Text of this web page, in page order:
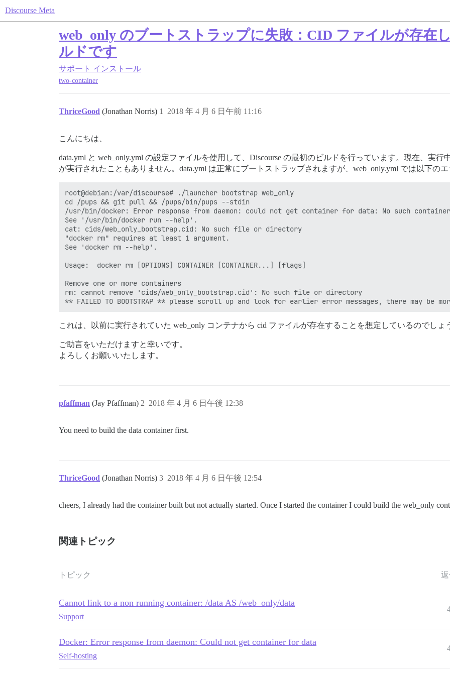
Discourse Meta
web_only のブートストラップに失敗：CID ファイルが存在
ルドです
サポート インストール
two-container
ThriceGood (Jonathan Norris) 2018 年 4 月 6 日午前 11:16
1
こんにちは、
data.yml と web_only.yml の設定ファイルを使用して、Discourse の最初のビルドを行っています。現在、実
が実行されたこともありません。data.yml は正常にブートストラップされますが、web_only.yml では以下の
root@debian:/var/discourse# ./launcher bootstrap web_only
cd /pups && git pull && /pups/bin/pups --stdin
/usr/bin/docker: Error response from daemon: could not get container for data: No such
See '/usr/bin/docker run --help'.
cat: cids/web_only_bootstrap.cid: No such file or directory
"docker rm" requires at least 1 argument.
See 'docker rm --help'.
Usage:  docker rm [OPTIONS] CONTAINER [CONTAINER...] [flags]
Remove one or more containers
rm: cannot remove 'cids/web_only_bootstrap.cid': No such file or directory
これは、以前に実行されていた web_only コンテナから cid ファイルが存在することを想定しているのでしょ
ご助言をいただけますと幸いです。
よろしくお願いいたします。
pfaffman (Jay Pfaffman) 2018 年 4 月 6 日午後 12:38
2
You need to build the data container first.
ThriceGood (Jonathan Norris) 2018 年 4 月 6 日午後 12:54
3
cheers, I already had the container built but not actually started. Once I started the container I could build the web_only
関連トピック
トピック
Cannot link to a non running container: /data AS /web_only/data
Support
Docker: Error response from daemon: Could not get container for data
Self-hosting